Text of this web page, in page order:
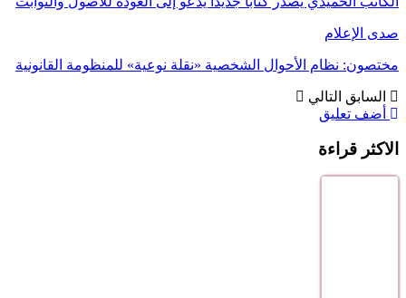
صدى الإعلام
مختصون: نظام الأحوال الشخصية «نقلة نوعية» للمنظومة القانونية
السابق التالي
أضف تعليق
الاكثر قراءة